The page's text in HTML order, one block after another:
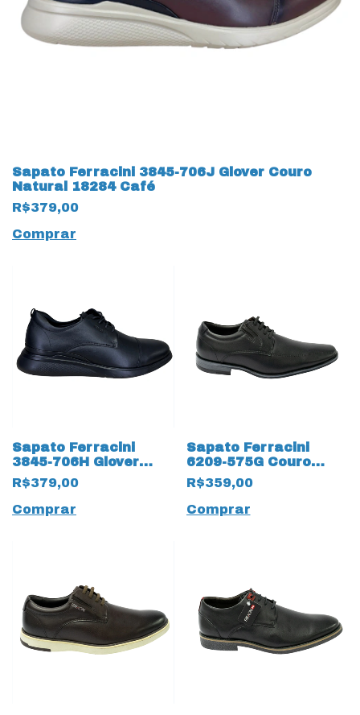
Sapato Ferracini 3845-706J Glover Couro
Natural 18284 Café
R$379,00
Comprar
Sapato Ferracini
3845-706H Glover
Couro Natural 18252
Preto
R$379,00
Comprar
Sapato Ferracini
6209-575G Couro
Legítimo com
cadarço Fake 15172
Preto
R$359,00
Comprar